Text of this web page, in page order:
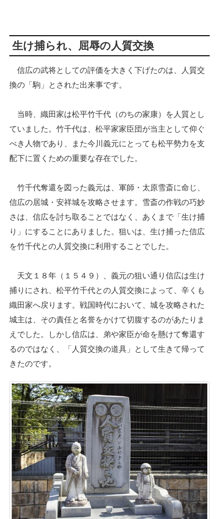
生け捕られ、屈辱の人質交換
信広の武将としての評価を大きく下げたのは、人質交
換の「駒」とされた出来事です。
当時、織田家は松平竹千代（のちの家康）を人質とし
ていました。竹千代は、松平家家臣団が当主として仰ぐ
べき人物であり、また今川義元にとっても松平勢力を支
配下に置くための重要な存在でした。
竹千代奪還を図った義元は、軍師・太原雪斎に命じ、
信広の居城・安祥城を攻略させます。雪斎の作戦の巧妙
さは、信広を討ち取ることではなく、あくまで「生け捕
り」にすることにありました。狙いは、生け捕った信広
を竹千代との人質交換に利用することでした。
天文１８年（１５４９）、義元の狙い通り信広は生け
捕りにされ、松平竹千代との人質交換によって、辛くも
織田家へ戻ります。戦国時代において、城を攻略された
城主は、その責任と名誉をかけて切腹するのがあたりま
えでした。しかし信広は、弟や家臣が命を懸けて奪還す
るのではなく、「人質交換の道具」として生きて帰って
きたのです。